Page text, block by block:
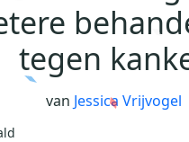
tegen
van Jessica Vrijvogel